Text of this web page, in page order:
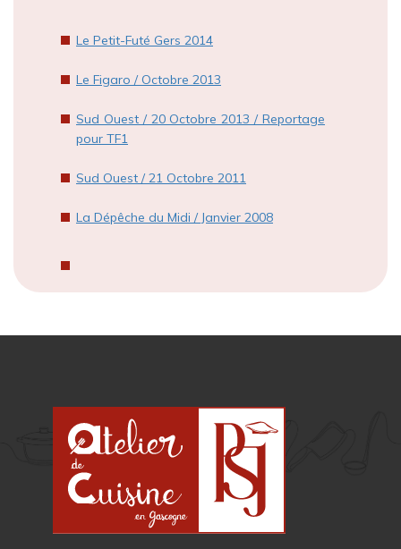
Le Petit-Futé Gers 2014
Le Figaro / Octobre 2013​
Sud Ouest / 20 Octobre 2013 / Reportage
pour TF1
Sud Ouest / 21 Octobre 2011
La Dépêche du Midi / Janvier 2008